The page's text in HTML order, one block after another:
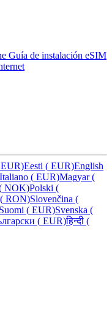
Guía de instalación eSIM
EUR)Eesti ( EUR)English
Italiano ( EUR)Magyar(
NOK)Polski (
( RON)Slovenčina (
Suomi ( EUR)Svenska (
( EUR)हिन्दी (